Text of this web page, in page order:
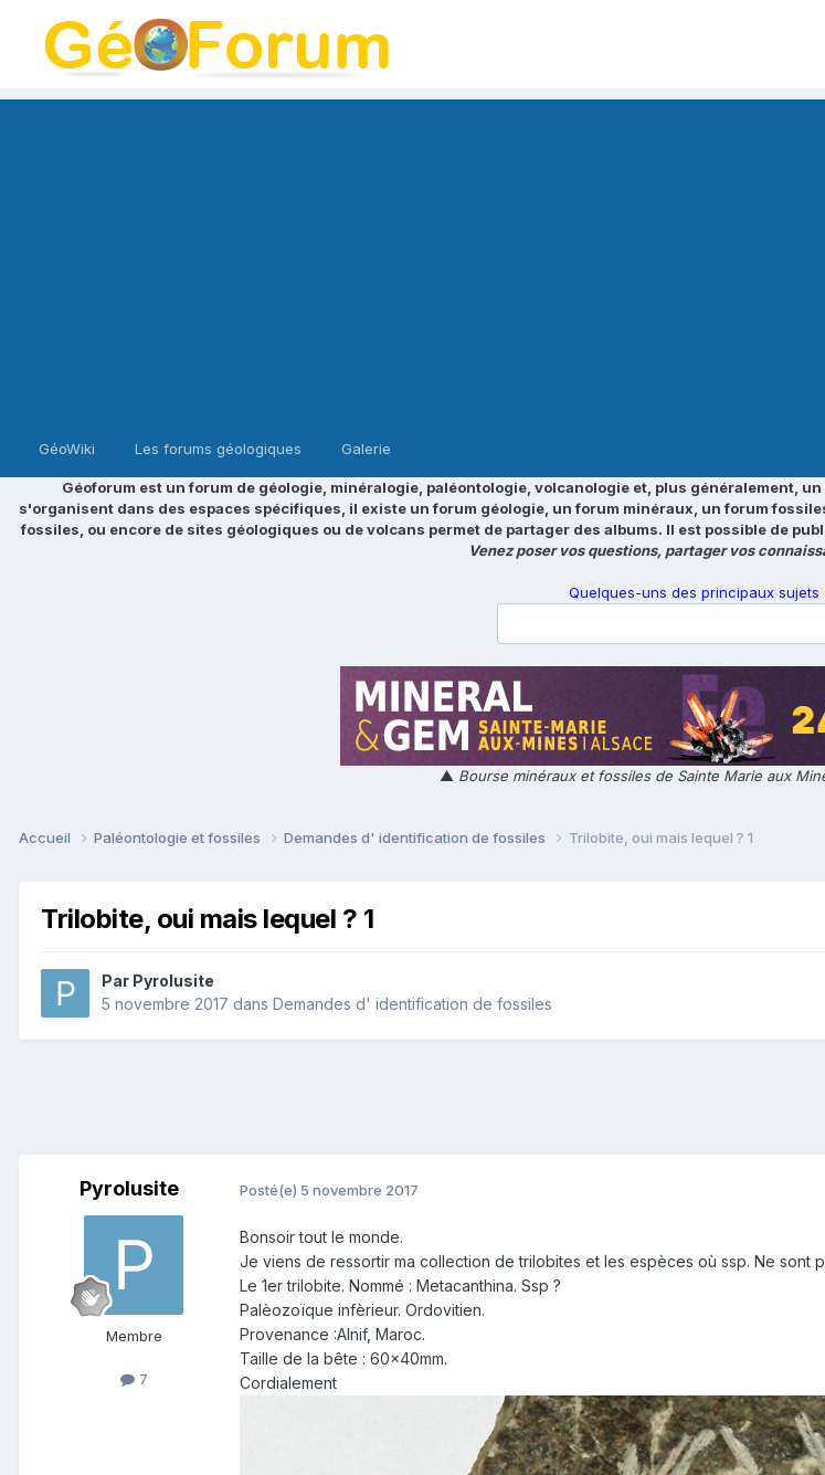
GéoWiki Les forums géologiques Galerie
Géoforum est un forum de géologie, minéralogie, paléontologie, volcanologie et, plus généralement,
s'organisent dans des espaces spécifiques, il existe un forum géologie, un forum minéraux, un forum
fossiles, ou encore de sites géologiques ou de volcans permet de partager des albums. Il est possible de
Venez poser vos questions, partager vos
Quelques-uns des principaux sujets
▲ Bourse minéraux et fossiles de Sainte Marie aux
Accueil Paléontologie et fossiles Demandes d' identification de fossiles Trilobite, oui mais lequel ? 1
Trilobite, oui mais lequel ? 1
Par Pyrolusite
5 novembre 2017 dans Demandes d' identification de fossiles
Pyrolusite
Membre
7
Posté(e) 5 novembre 2017
Bonsoir tout le monde.
Je viens de ressortir ma collection de trilobites et les espèces où ssp. Ne
Le 1er trilobite. Nommé : Metacanthina. Ssp ?
Palèozoïque infèrieur. Ordovitien.
Provenance :Alnif, Maroc.
Taille de la bête : 60x40mm.
Cordialement